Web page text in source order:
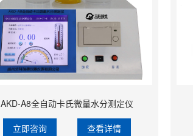
AKD-A8全自动卡氏微量水分测定仪
立即咨询 查看详情